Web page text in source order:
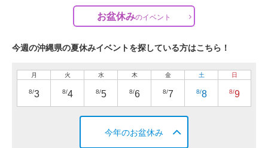
お盆休みのイベント
今週の沖縄県の夏休みイベントを探している方はこちら！
月
8/3
火
8/4
水
8/5
木
8/6
金
8/7
土
8/8
日
8/9
今年のお盆休み